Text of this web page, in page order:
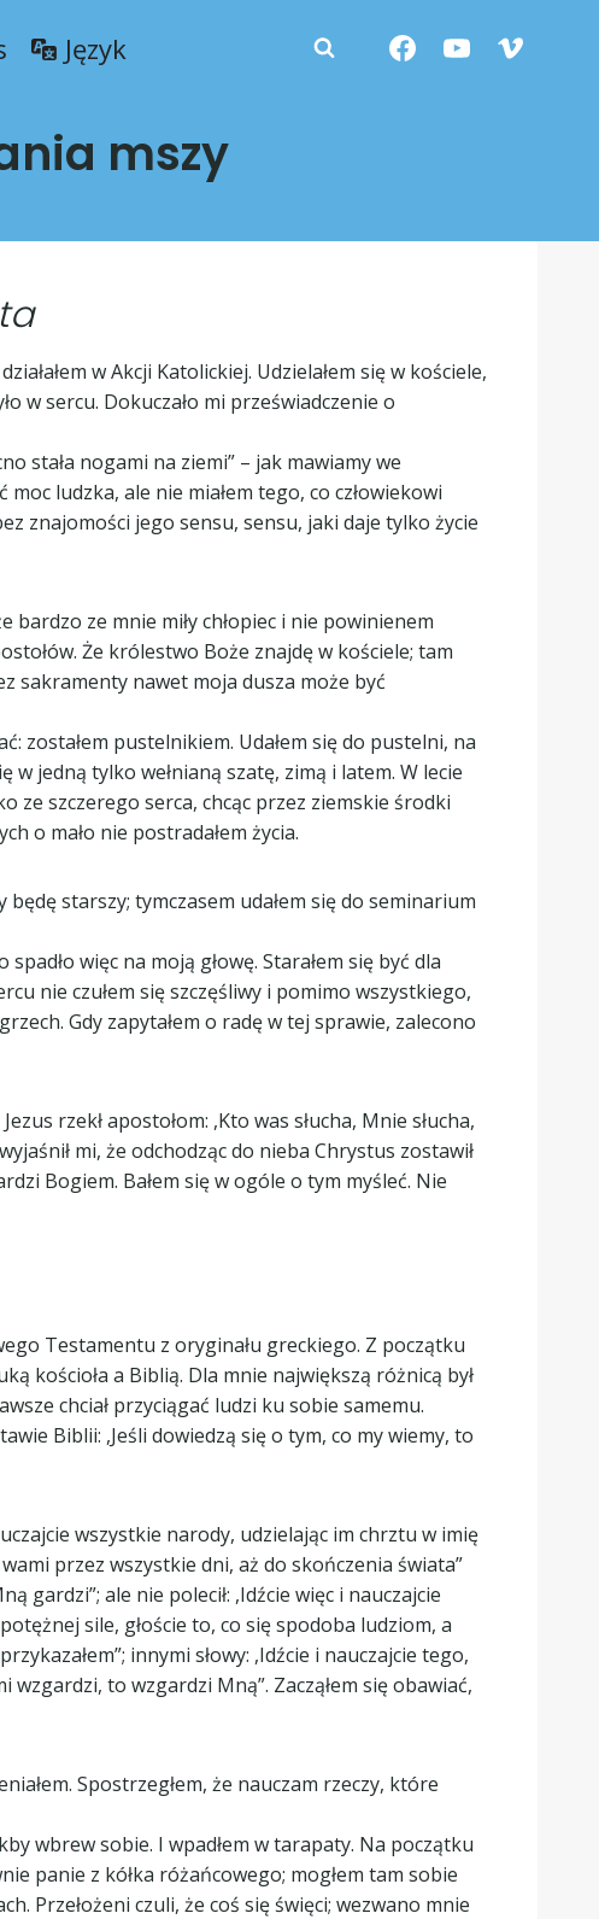
Język
mszy
w Akcji Katolickiej. Udzielałem się w kościele,
w sercu. Dokuczało mi przeświadczenie o
stała nogami na ziemi” – jak mawiamy we
moc ludzka, ale nie miałem tego, co człowiekowi
znajomości jego sensu, sensu, jaki daje tylko życie
bardzo ze mnie miły chłopiec i nie powinienem
Że królestwo Boże znajdę w kościele; tam
sakramenty nawet moja dusza może być
zostałem pustelnikiem. Udałem się do pustelni, na
w jedną tylko wełnianą szatę, zimą i latem. W lecie
ze szczerego serca, chcąc przez ziemskie środki
o mało nie postradałem życia.
starszy; tymczasem udałem się do seminarium
więc na moją głowę. Starałem się być dla
nie czułem się szczęśliwy i pomimo wszystkiego,
Gdy zapytałem o radę w tej sprawie, zalecono
rzekł apostołom: ,Kto was słucha, Mnie słucha,
mi, że odchodząc do nieba Chrystus zostawił
Bogiem. Bałem się w ogóle o tym myśleć. Nie
Testamentu z oryginału greckiego. Z początku
kościoła a Biblią. Dla mnie największą różnicą był
chciał przyciągać ludzi ku sobie samemu.
Biblii: ,Jeśli dowiedzą się o tym, co my wiemy, to
wszystkie narody, udzielając im chrztu w imię
przez wszystkie dni, aż do skończenia świata”
gardzi”; ale nie polecił: ,Idźcie więc i nauczajcie
sile, głoście to, co się spodoba ludziom, a
innymi słowy: ,Idźcie i nauczajcie tego,
wzgardzi, to wzgardzi Mną”. Zacząłem się obawiać,
Spostrzegłem, że nauczam rzeczy, które
wbrew sobie. I wpadłem w tarapaty. Na początku
panie z kółka różańcowego; mogłem tam sobie
Przełożeni czuli, że coś się święci; wezwano mnie